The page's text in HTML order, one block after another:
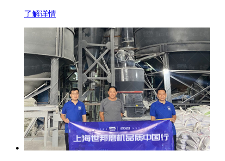
了解详情